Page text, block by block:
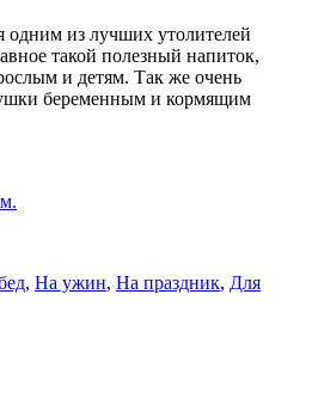
одним из лучших утолителей
такой полезный напиток,
и детям. Так же очень
беременным и кормящим
, На ужин, На праздник, Для